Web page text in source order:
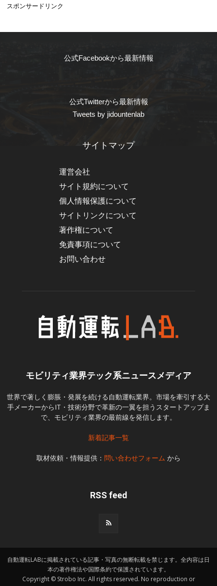
スポンサードリンク
公式Facebookから最新情報
公式Twitterから最新情報
Tweets by jidountenlab
サイトマップ
運営会社
サイト規約について
個人情報保護について
サイトリンクについて
著作権について
免責事項について
お問い合わせ
モビリティ業界テック系ニュースメディア
世界で著しく膨脹・発展を続ける自動運転業界。市場を牽引する大
手メーカーからIT・技術分野で革新の一翼を担うスタートアップま
で、モビリティ業界の最前線を発信します。
新着記事一覧
取材依頼・情報提供： 問い合わせフォーム から
RSS feed
自動運転LABに掲載されている記事・写真の無断転載を禁じます。全内容は日
本の著作権法や国際条約で保護されています。
Copyright © Strobo Inc. All rights reserved. No reproduction or